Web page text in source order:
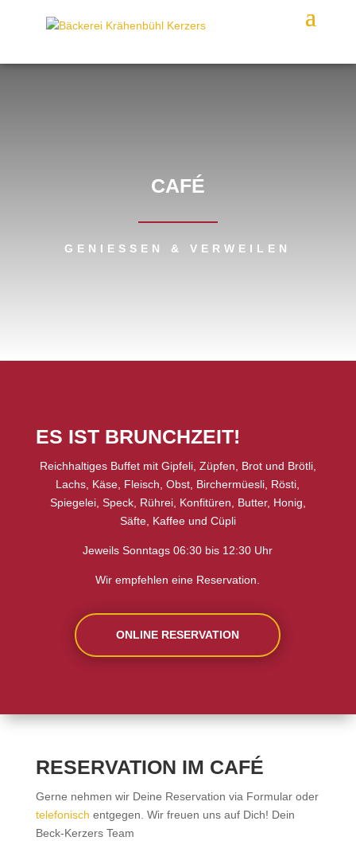
CAFÉ
GENIESSEN & VERWEILEN
ES IST BRUNCHZEIT!
Reichhaltiges Buffet mit Gipfeli, Züpfen, Brot und Brötli,
Lachs, Käse, Fleisch, Obst, Birchermüesli, Rösti,
Spiegelei, Speck, Rührei, Konfitüren, Butter, Honig,
Säfte, Kaffee und Cüpli
Jeweils Sonntags 06:30 bis 12:30 Uhr
Wir empfehlen eine Reservation.
ONLINE RESERVATION
RESERVATION IM CAFÉ
Gerne nehmen wir Deine Reservation via Formular oder
telefonisch entgegen. Wir freuen uns auf Dich! Dein
Beck-Kerzers Team